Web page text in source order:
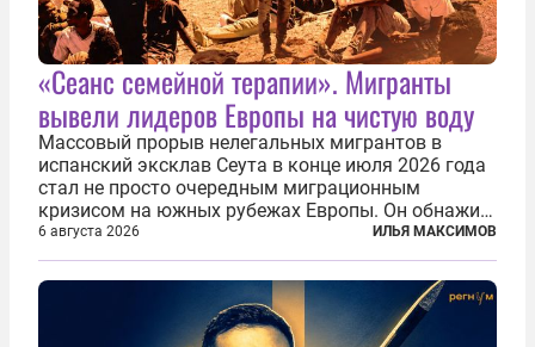
«Сеанс семейной терапии». Мигранты
вывели лидеров Европы на чистую воду
Массовый прорыв нелегальных мигрантов в
испанский эксклав Сеута в конце июля 2026 года
стал не просто очередным миграционным
кризисом на южных рубежах Европы. Он обнажил
фундаментальный раскол внутри Евросоюза,
продемонстрировав, что десятилетиями
выстраивавшаяся миграционная политика ЕС
6 августа 2026 ИЛЬЯ МАКСИМОВ